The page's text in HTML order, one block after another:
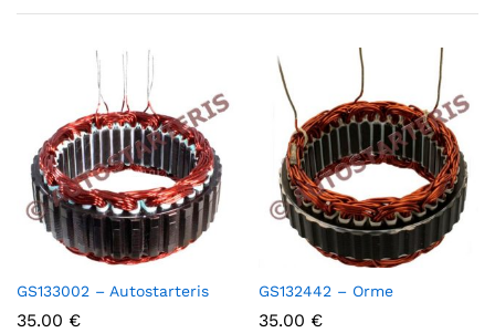
GS133002 – Autostarteris
35.00 €
GS132442 – Orme
35.00 €